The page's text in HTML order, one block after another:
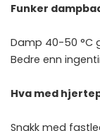
Funker
Damp 40-50 °C
Bedre enn
Hva med
Snakk med